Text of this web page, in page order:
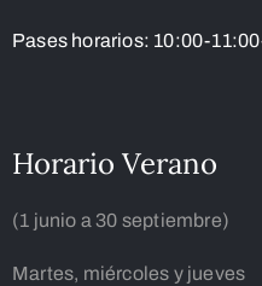
Pases horarios: 10:00-
Horario Verano
(1 junio a 30 septiembre)
Martes, miércoles y jueves